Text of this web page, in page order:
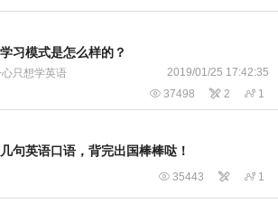
习模式是怎么样的？
只想学英语 2019/01/25 17:42:35
 37498  2  1
句英语口语，背完出国棒棒哒！
 35443   1